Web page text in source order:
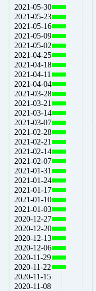
2021-05-30
2021-05-23
2021-05-16
2021-05-09
2021-05-02
2021-04-25
2021-04-18
2021-04-11
2021-04-04
2021-03-28
2021-03-21
2021-03-14
2021-03-07
2021-02-28
2021-02-21
2021-02-14
2021-02-07
2021-01-31
2021-01-24
2021-01-17
2021-01-10
2021-01-03
2020-12-27
2020-12-20
2020-12-13
2020-12-06
2020-11-29
2020-11-22
2020-11-15
2020-11-08